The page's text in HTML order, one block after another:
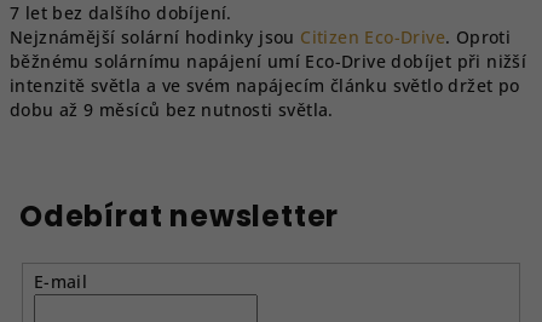
7 let bez dalšího dobíjení.
Nejznámější solární hodinky jsou Citizen Eco-Drive. Oproti
běžnému solárnímu napájení umí Eco-Drive dobíjet při nižší
intenzitě světla a ve svém napájecím článku světlo držet po
dobu až 9 měsíců bez nutnosti světla.
Odebírat newsletter
E-mail